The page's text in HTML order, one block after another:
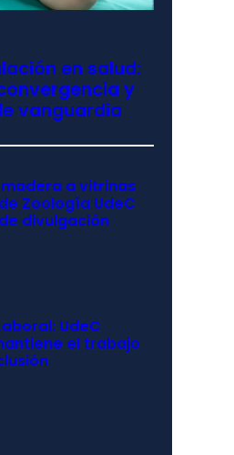
en salud:
y
vanguardia
a vitrinas
Zoología UdeC
divulgación
UdeC
el trabajo